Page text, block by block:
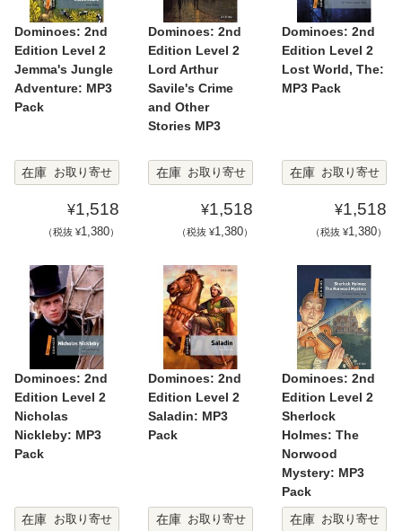
Dominoes: 2nd
Edition Level 2
Jemma's Jungle
Adventure: MP3
Pack
在庫 お取り寄せ
¥1,518
（税抜 ¥1,380）
Dominoes: 2nd
Edition Level 2
Lord Arthur
Savile's Crime
and Other
Stories MP3
在庫 お取り寄せ
¥1,518
（税抜 ¥1,380）
Dominoes: 2nd
Edition Level 2
Lost World, The:
MP3 Pack
在庫 お取り寄せ
¥1,518
（税抜 ¥1,380）
Dominoes: 2nd
Edition Level 2
Nicholas
Nickleby: MP3
Pack
在庫 お取り寄せ
Dominoes: 2nd
Edition Level 2
Saladin: MP3
Pack
在庫 お取り寄せ
Dominoes: 2nd
Edition Level 2
Sherlock
Holmes: The
Norwood
Mystery: MP3
Pack
在庫
お取り寄せ